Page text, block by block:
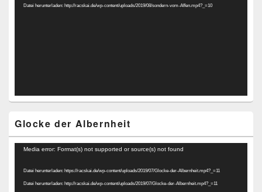
Datei herunterladen: http://racskai.de/wp-content/uploads/2019/08/sondern-vom-Affen.mp4?_=10
Glocke der Albernheit
Video-
Media error: Format(s) not supported or source(s) not found
Datei herunterladen: https://racskai.de/wp-content/uploads/2019/07/Glocke-der-Albernheit.mp4?_=11
Datei herunterladen: http://racskai.de/wp-content/uploads/2019/07/Glocke-der-Albernheit.mp4?_=11